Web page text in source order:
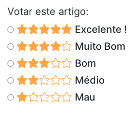
Votar este artigo:
Excelente !
Muito Bom
Bom
Médio
Mau